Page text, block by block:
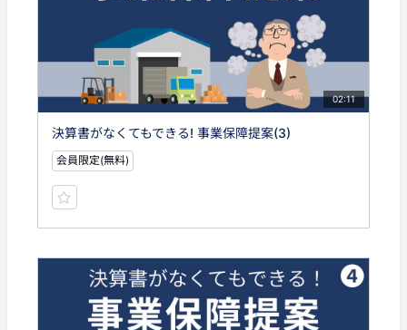
02:11
決算書がなくてもできる! 事業保障提案(3)
会員限定(無料)